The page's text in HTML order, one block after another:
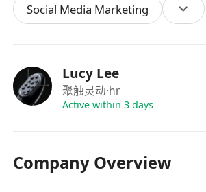
有校园媒体、公众号、视频号运
习经历；
作；
对科技类内容的传播有自己独到
需求人才画像：
踏实肯干，适应性强：理解创业
Social Media Marketing
Lucy Lee
聚触灵动·hr
Active within 3 days
Company Overview